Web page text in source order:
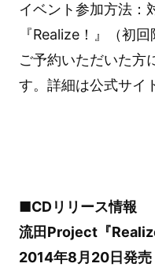
イベント参加方法：
『Realize！』（初
ご予約いただいた方
す。詳細は公式サイ
■CDリリース情報
流田Project『
2014年8月20日発売